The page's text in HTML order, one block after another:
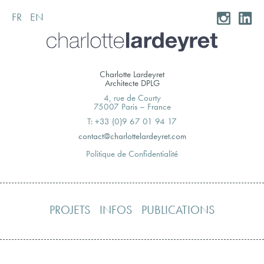
Skip
to
FR EN
Charlotte Lardeyret
Architecte DPLG
4, rue de Courty
75007 Paris – France
T: +33 (0)9 67 01 94 17
moc.teryedralettolrahc@tcatnoc
Politique de Confidentialité
PROJETS INFOS PUBLICATIONS